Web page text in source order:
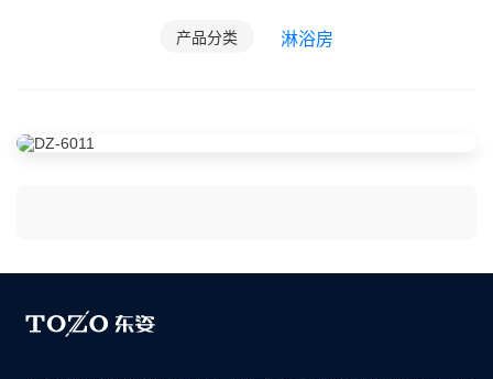
产品分类 淋浴房